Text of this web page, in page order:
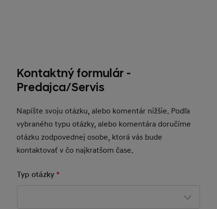
Kontaktný formulár -
Predajca/Servis
Napíšte svoju otázku, alebo komentár nižšie. Podľa
vybraného typu otázky, alebo komentára doručíme
otázku zodpovednej osobe, ktorá vás bude
kontaktovať v čo najkratšom čase.
Typ otázky *Mandatory Field